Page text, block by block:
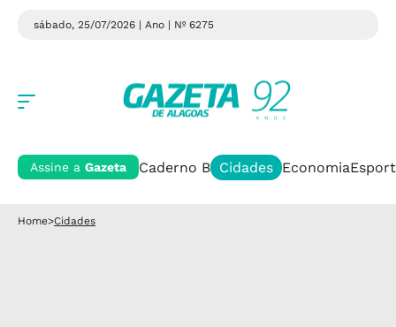
sábado, 25/07/2026 | Ano | Nº 6275
Assine a Gazeta Caderno B Cidades Economia
Home>Cidades